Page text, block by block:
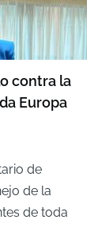
contra la
Europa
de
de la
de toda